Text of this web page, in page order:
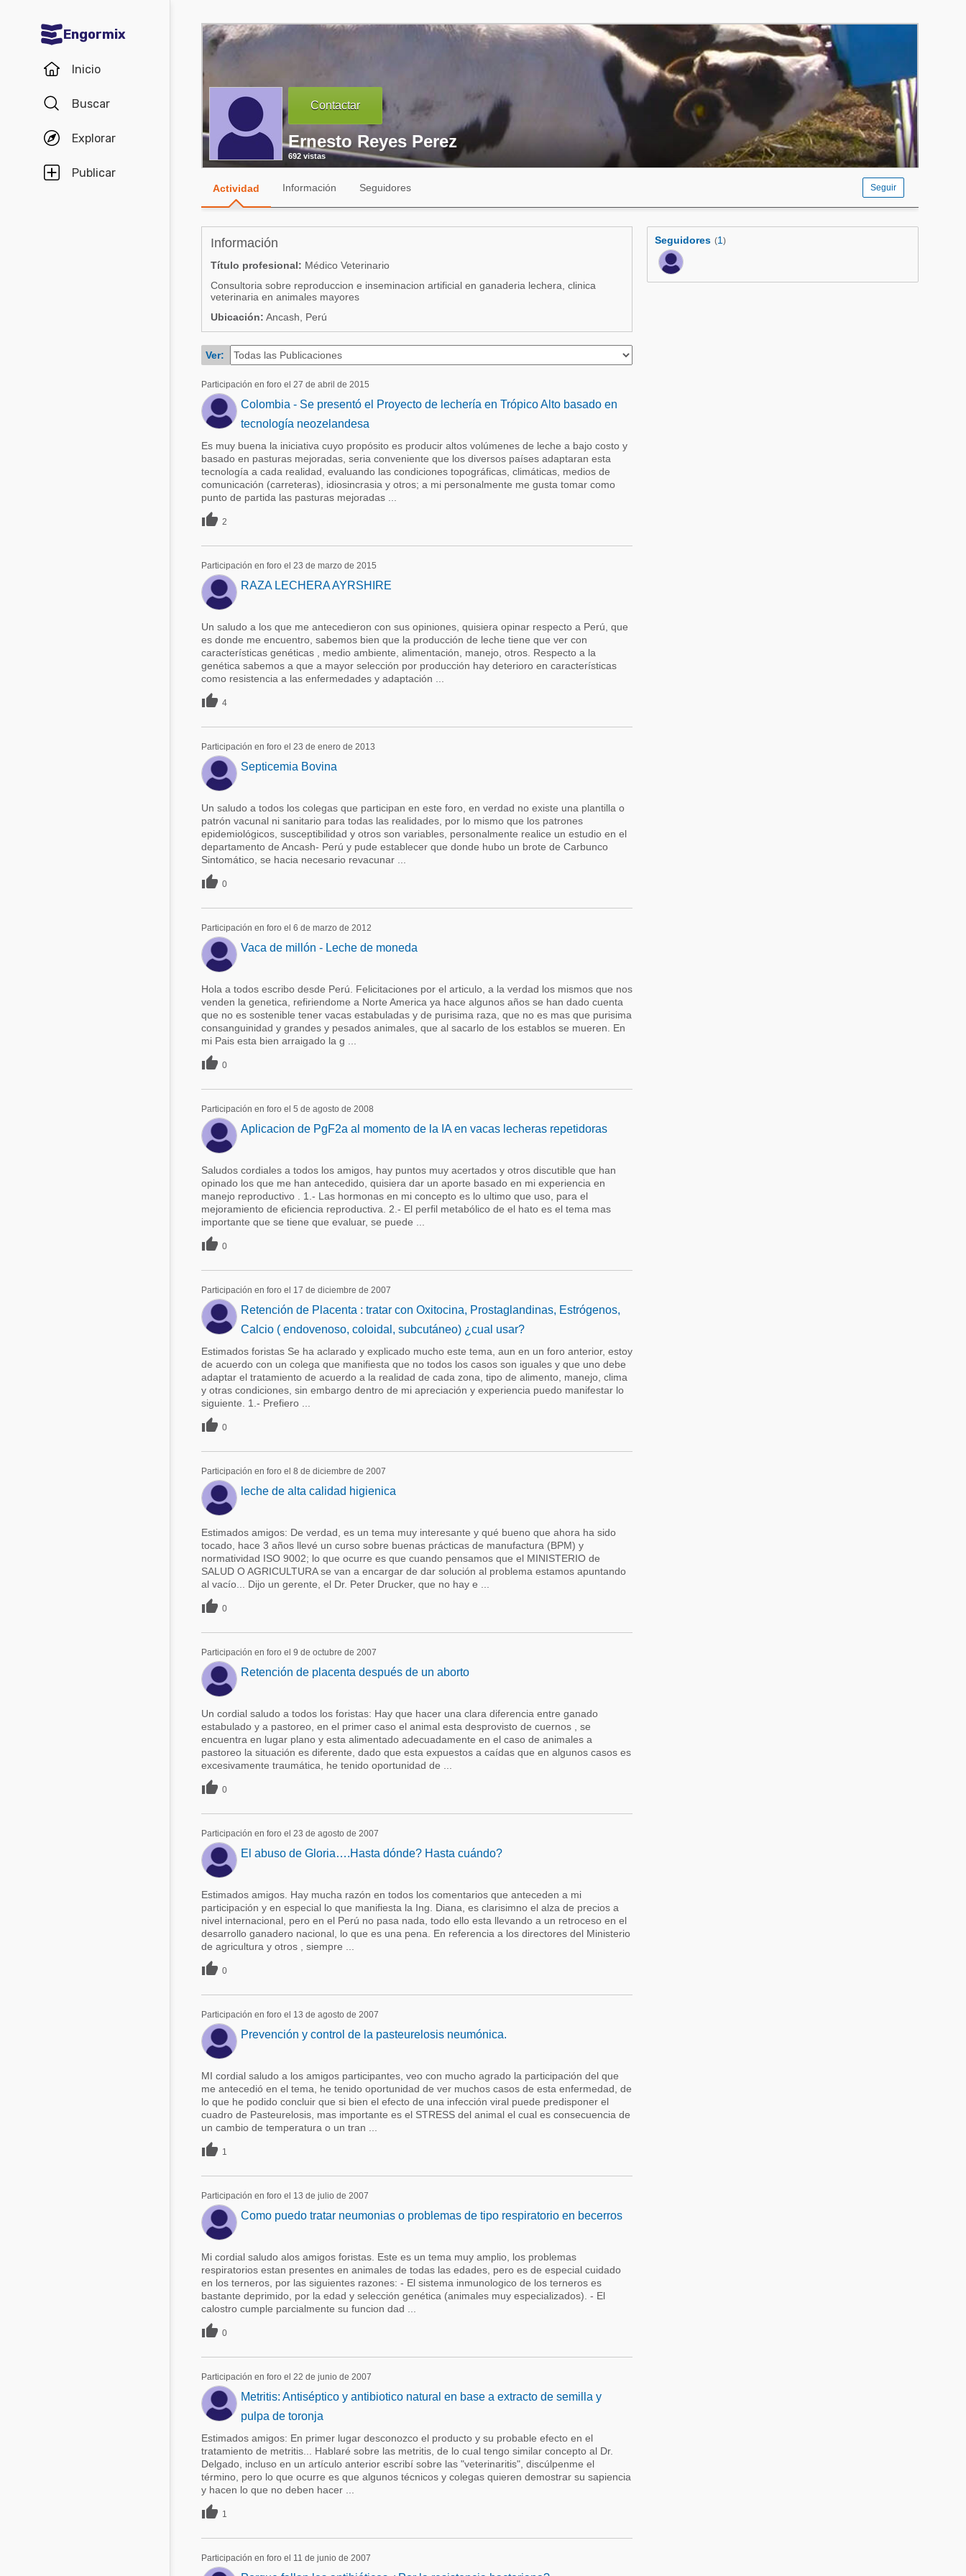
Engormix
Inicio
Buscar
Explorar
Publicar
Comunidades en español
Balanceados - Piensos
Ganadería
Porcicultura
Micotoxinas
Avicultura
Porcicultura
Lechería
Balanceados - Piensos
Comunidades en portugués
Micotoxinas
Avicultura
Porcicultura
Ganadería
Lechería
Contactar
Ernesto Reyes Perez
692 vistas
Actividad Información Seguidores Seguir
Información
Título profesional: Médico Veterinario
Consultoria sobre reproduccion e inseminacion artificial en ganaderia lechera, clinica
veterinaria en animales mayores
Ubicación: Ancash, Perú
Ver:
Participación en foro el 27 de abril de 2015
Colombia - Se presentó el Proyecto de lechería en Trópico Alto basado en
tecnología neozelandesa
Es muy buena la iniciativa cuyo propósito es producir altos volúmenes de leche a bajo costo y
basado en pasturas mejoradas, seria conveniente que los diversos países adaptaran esta
tecnología a cada realidad, evaluando las condiciones topográficas, climáticas, medios de
comunicación (carreteras), idiosincrasia y otros; a mi personalmente me gusta tomar como
punto de partida las pasturas mejoradas ...
 2
Participación en foro el 23 de marzo de 2015
RAZA LECHERA AYRSHIRE
Un saludo a los que me antecedieron con sus opiniones, quisiera opinar respecto a Perú, que
es donde me encuentro, sabemos bien que la producción de leche tiene que ver con
características genéticas , medio ambiente, alimentación, manejo, otros. Respecto a la
genética sabemos a que a mayor selección por producción hay deterioro en características
como resistencia a las enfermedades y adaptación ...
 4
Participación en foro el 23 de enero de 2013
Septicemia Bovina
Un saludo a todos los colegas que participan en este foro, en verdad no existe una plantilla o
patrón vacunal ni sanitario para todas las realidades, por lo mismo que los patrones
epidemiológicos, susceptibilidad y otros son variables, personalmente realice un estudio en el
departamento de Ancash- Perú y pude establecer que donde hubo un brote de Carbunco
Sintomático, se hacia necesario revacunar ...
 0
Participación en foro el 6 de marzo de 2012
Vaca de millón - Leche de moneda
Hola a todos escribo desde Perú. Felicitaciones por el articulo, a la verdad los mismos que nos
venden la genetica, refiriendome a Norte America ya hace algunos años se han dado cuenta
que no es sostenible tener vacas estabuladas y de purisima raza, que no es mas que purisima
consanguinidad y grandes y pesados animales, que al sacarlo de los establos se mueren. En
mi Pais esta bien arraigado la g ...
 0
Participación en foro el 5 de agosto de 2008
Aplicacion de PgF2a al momento de la IA en vacas lecheras repetidoras
Saludos cordiales a todos los amigos, hay puntos muy acertados y otros discutible que han
opinado los que me han antecedido, quisiera dar un aporte basado en mi experiencia en
manejo reproductivo . 1.- Las hormonas en mi concepto es lo ultimo que uso, para el
mejoramiento de eficiencia reproductiva. 2.- El perfil metabólico de el hato es el tema mas
importante que se tiene que evaluar, se puede ...
 0
Participación en foro el 17 de diciembre de 2007
Retención de Placenta : tratar con Oxitocina, Prostaglandinas, Estrógenos,
Calcio ( endovenoso, coloidal, subcutáneo) ¿cual usar?
Estimados foristas Se ha aclarado y explicado mucho este tema, aun en un foro anterior, estoy
de acuerdo con un colega que manifiesta que no todos los casos son iguales y que uno debe
adaptar el tratamiento de acuerdo a la realidad de cada zona, tipo de alimento, manejo, clima
y otras condiciones, sin embargo dentro de mi apreciación y experiencia puedo manifestar lo
siguiente. 1.- Prefiero ...
 0
Participación en foro el 8 de diciembre de 2007
leche de alta calidad higienica
Estimados amigos: De verdad, es un tema muy interesante y qué bueno que ahora ha sido
tocado, hace 3 años llevé un curso sobre buenas prácticas de manufactura (BPM) y
normatividad ISO 9002; lo que ocurre es que cuando pensamos que el MINISTERIO de
SALUD O AGRICULTURA se van a encargar de dar solución al problema estamos apuntando
al vacío... Dijo un gerente, el Dr. Peter Drucker, que no hay e ...
 0
Participación en foro el 9 de octubre de 2007
Retención de placenta después de un aborto
Un cordial saludo a todos los foristas: Hay que hacer una clara diferencia entre ganado
estabulado y a pastoreo, en el primer caso el animal esta desprovisto de cuernos , se
encuentra en lugar plano y esta alimentado adecuadamente en el caso de animales a
pastoreo la situación es diferente, dado que esta expuestos a caídas que en algunos casos es
excesivamente traumática, he tenido oportunidad de ...
 0
Participación en foro el 23 de agosto de 2007
El abuso de Gloria….Hasta dónde? Hasta cuándo?
Estimados amigos. Hay mucha razón en todos los comentarios que anteceden a mi
participación y en especial lo que manifiesta la Ing. Diana, es clarisimno el alza de precios a
nivel internacional, pero en el Perú no pasa nada, todo ello esta llevando a un retroceso en el
desarrollo ganadero nacional, lo que es una pena. En referencia a los directores del Ministerio
de agricultura y otros , siempre ...
 0
Participación en foro el 13 de agosto de 2007
Prevención y control de la pasteurelosis neumónica.
MI cordial saludo a los amigos participantes, veo con mucho agrado la participación del que
me antecedió en el tema, he tenido oportunidad de ver muchos casos de esta enfermedad, de
lo que he podido concluir que si bien el efecto de una infección viral puede predisponer el
cuadro de Pasteurelosis, mas importante es el STRESS del animal el cual es consecuencia de
un cambio de temperatura o un tran ...
 1
Participación en foro el 13 de julio de 2007
Como puedo tratar neumonias o problemas de tipo respiratorio en becerros
Mi cordial saludo alos amigos foristas. Este es un tema muy amplio, los problemas
respiratorios estan presentes en animales de todas las edades, pero es de especial cuidado
en los terneros, por las siguientes razones: - El sistema inmunologico de los terneros es
bastante deprimido, por la edad y selección genética (animales muy especializados). - El
calostro cumple parcialmente su funcion dad ...
 0
Participación en foro el 22 de junio de 2007
Metritis: Antiséptico y antibiotico natural en base a extracto de semilla y
pulpa de toronja
Estimados amigos: En primer lugar desconozco el producto y su probable efecto en el
tratamiento de metritis... Hablaré sobre las metritis, de lo cual tengo similar concepto al Dr.
Delgado, incluso en un artículo anterior escribí sobre las "veterinaritis", discúlpenme el
término, pero lo que ocurre es que algunos técnicos y colegas quieren demostrar su sapiencia
y hacen lo que no deben hacer ...
 1
Participación en foro el 11 de junio de 2007
Seguidores (1)